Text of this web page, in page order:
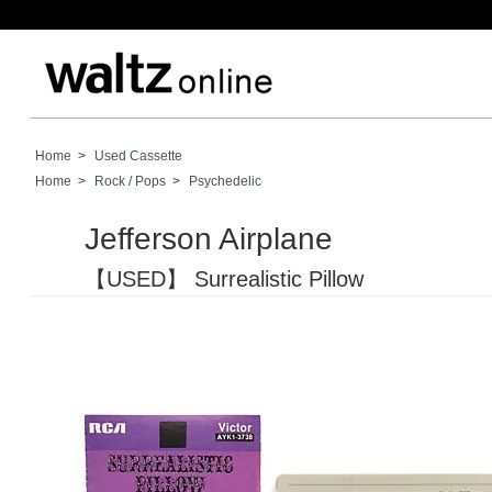
Home >
Used Cassette
Home > Rock / Pops > Psychedelic
Jefferson Airplane
【USED】 Surrealistic Pillow